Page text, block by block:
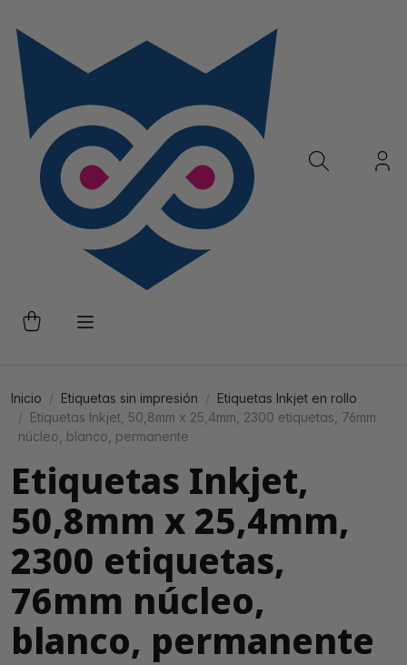
Inicio Etiquetas sin impresión
Etiquetas Inkjet en rollo
Etiquetas Inkjet, 50,8mm x 25,4mm, 2300 etiquetas, 76mm
núcleo, blanco, permanente
Etiquetas Inkjet,
50,8mm x 25,4mm,
2300 etiquetas,
76mm núcleo,
blanco, permanente